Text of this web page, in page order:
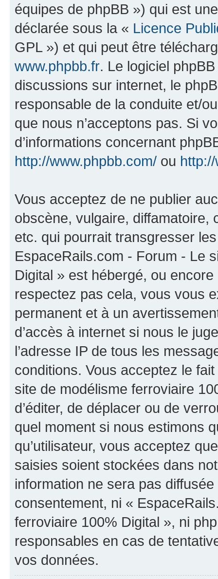
équipes de phpBB ») qui est
déclarée sous la « Licence
GPL ») et qui peut être
www.phpbb.fr. Le logiciel
discussions sur internet, le
responsable de la conduite et/
que nous n’acceptons pas. Si
d’informations concernant
http://www.phpbb.com/ ou
Vous acceptez de ne publier
obscène, vulgaire, diffamatoire,
etc. qui pourrait transgresser
EspaceRails.com - Forum - Le
Digital » est hébergé, ou
respectez pas cela, vous vous
permanent et à un
d’accès à internet si nous le
l’adresse IP de tous les
conditions. Vous acceptez le
site de modélisme ferroviaire
d’éditer, de déplacer ou de
quel moment si nous estimons
qu’utilisateur, vous acceptez
saisies soient stockées dans
information ne sera pas
consentement, ni «
ferroviaire 100% Digital », ni
responsables en cas de
vos données.